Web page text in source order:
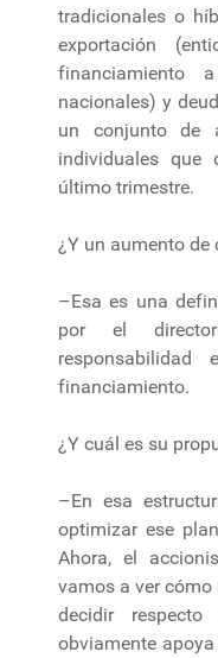
tradicionales o
exportación
financiamiento
nacionales) y
un conjunto de
individuales que
último trimestre.
¿Y un aumento de
–Esa es una
por el
financiamiento.
¿Y cuál es su
–En esa
optimizar ese
Ahora, el
vamos a ver cómo
decidir
obviamente